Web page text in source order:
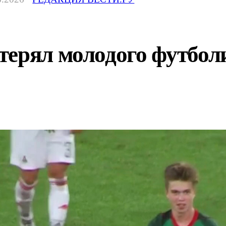
молодого